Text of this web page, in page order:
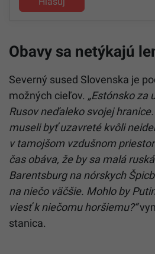
Obavy sa netýkajú
Severný sused Slovenska je
možných cieľov. „Estónsko za
Rusov neďaleko svojej
museli byť uzavreté kvôli
v tamojšom vzdušnom
čas obáva, že by sa malá
Barentsburg na nórskych
na niečo väčšie. Mohlo by
viesť k niečomu horšiemu?“
stanica.